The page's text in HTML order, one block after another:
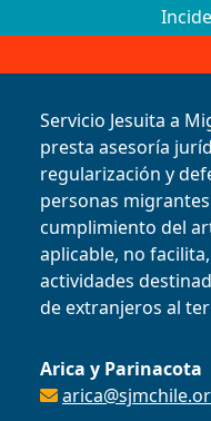
Servicio Jesuita a
presta asesoría
regularización y
personas
cumplimiento del
aplicable, no
actividades
de extranjeros al
Arica y Parinacota